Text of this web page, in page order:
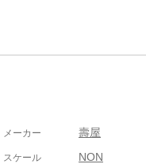
メーカー 壽屋
スケール NON